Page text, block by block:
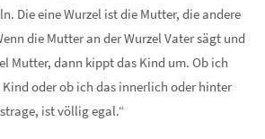
Die eine Wurzel ist die Mutter, die andere
die Mutter an der Wurzel Vater sägt und
Mutter, dann kippt das Kind um. Ob ich
oder ob ich das innerlich oder hinter
ist völlig egal.“